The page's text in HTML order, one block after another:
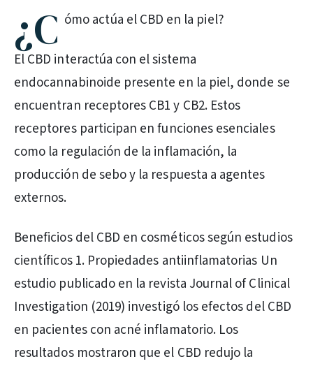
¿C ómo actúa el CBD en la piel?
El CBD interactúa con el sistema
endocannabinoide presente en la piel, donde se
encuentran receptores CB1 y CB2. Estos
receptores participan en funciones esenciales
como la regulación de la inflamación, la
producción de sebo y la respuesta a agentes
externos.
Beneficios del CBD en cosméticos según estudios
científicos 1. Propiedades antiinflamatorias Un
estudio publicado en la revista Journal of Clinical
Investigation (2019) investigó los efectos del CBD
en pacientes con acné inflamatorio. Los
resultados mostraron que el CBD redujo la